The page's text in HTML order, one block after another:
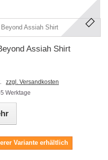
Assiah Shirt
zzgl. Versandkosten
Werktage
Variante erhältlich